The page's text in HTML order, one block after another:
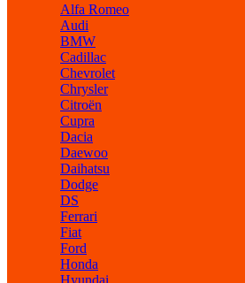
Alfa Romeo
Audi
BMW
Cadillac
Chevrolet
Chrysler
Citroën
Cupra
Dacia
Daewoo
Daihatsu
Dodge
DS
Ferrari
Fiat
Ford
Honda
Hyundai